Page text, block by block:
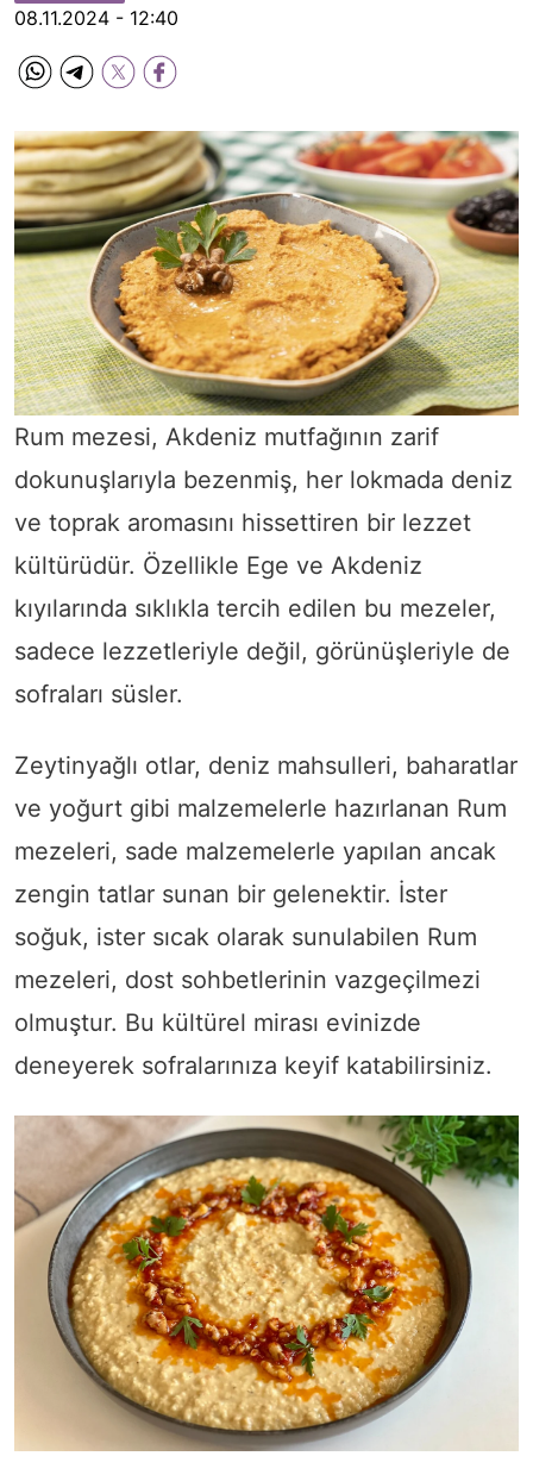
08.11.2024 - 12:40
Rum mezesi, Akdeniz mutfağının zarif
dokunuşlarıyla bezenmiş, her lokmada deniz
ve toprak aromasını hissettiren bir lezzet
kültürüdür. Özellikle Ege ve Akdeniz
kıyılarında sıklıkla tercih edilen bu mezeler,
sadece lezzetleriyle değil, görünüşleriyle de
sofraları süsler.
Zeytinyağlı otlar, deniz mahsulleri, baharatlar
ve yoğurt gibi malzemelerle hazırlanan Rum
mezeleri, sade malzemelerle yapılan ancak
zengin tatlar sunan bir gelenektir. İster
soğuk, ister sıcak olarak sunulabilen Rum
mezeleri, dost sohbetlerinin vazgeçilmezi
olmuştur. Bu kültürel mirası evinizde
deneyerek sofralarınıza keyif katabilirsiniz.